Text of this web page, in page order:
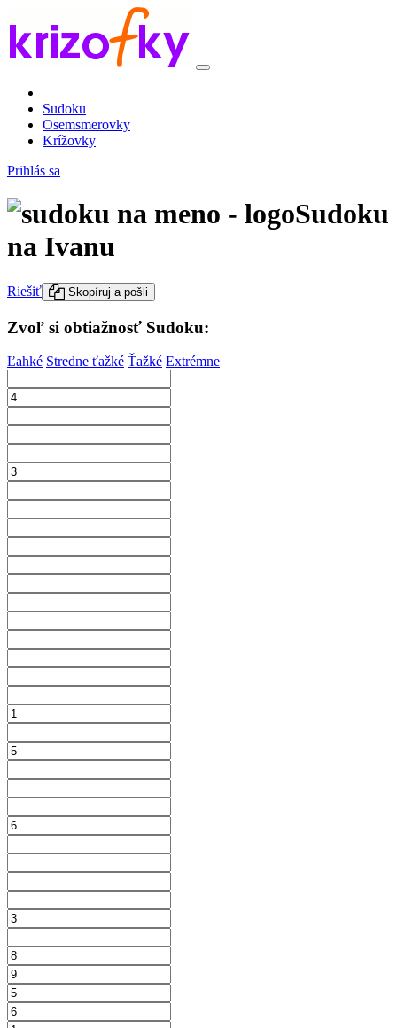
Sudoku
Osemsmerovky
Krížovky
Prihlás sa
Sudoku
na Ivanu
Riešiť Skopíruj a pošli
Zvoľ si obtiažnosť Sudoku:
Ľahké Stredne ťažké Ťažké Extrémne